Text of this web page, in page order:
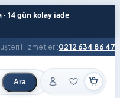
· 14 gün kolay iade
Hizmetleri:0212 634 86 47
Ara